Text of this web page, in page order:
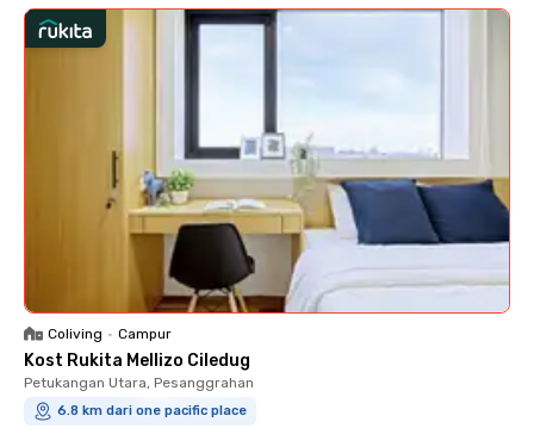
Coliving • Campur
Kost Rukita Mellizo Ciledug
Petukangan Utara, Pesanggrahan
6.8 km dari one pacific place